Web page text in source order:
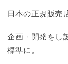
日本の正規販売
企画・開発をし
標準に。